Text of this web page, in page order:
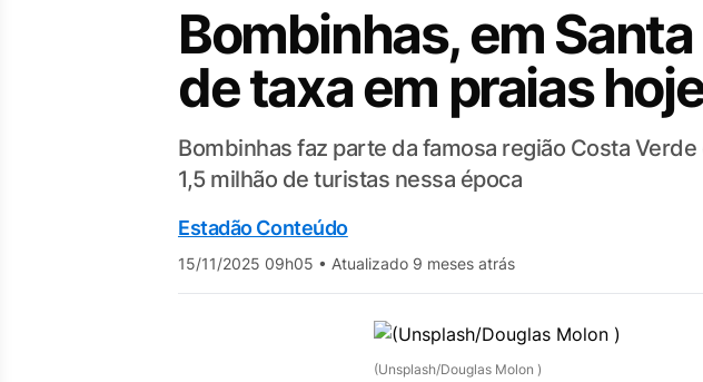
Bombinhas, em
de taxa em praias
Bombinhas faz parte da famosa região Costa
1,5 milhão de turistas nessa época
Estadão Conteúdo
15/11/2025 09h05 • Atualizado 9 meses atrás
(Unsplash/Douglas Molon )